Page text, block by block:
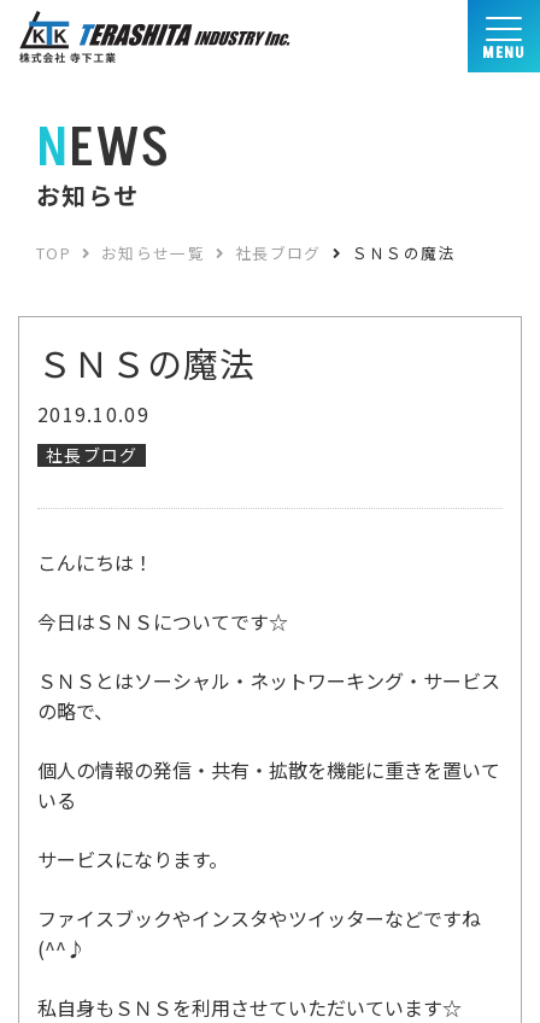
MENU
NEWS
お知らせ
TOP お知らせ一覧 社長ブログ ＳＮＳの魔法
ＳＮＳの魔法
2019.10.09
社長ブログ
こんにちは！
今日はＳＮＳについてです☆
ＳＮＳとはソーシャル・ネットワーキング・サービス
の略で、
個人の情報の発信・共有・拡散を機能に重きを置いて
いる
サービスになります。
ファイスブックやインスタやツイッターなどですね
(^^♪
私自身もＳＮＳを利用させていただいています☆